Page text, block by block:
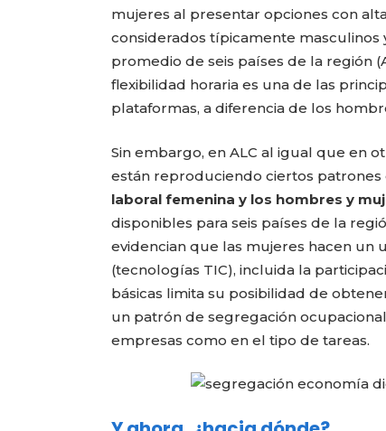
mujeres al presentar opciones con
considerados típicamente masculinos
promedio de seis países de la región
flexibilidad horaria es una de las
plataformas, a diferencia de los
Sin embargo, en ALC al igual que en
están reproduciendo ciertos
laboral femenina y los hombres y
disponibles para seis países de la
evidencian que las mujeres hacen un
(tecnologías TIC), incluida la
básicas limita su posibilidad de
un patrón de segregación
empresas como en el tipo de tareas.